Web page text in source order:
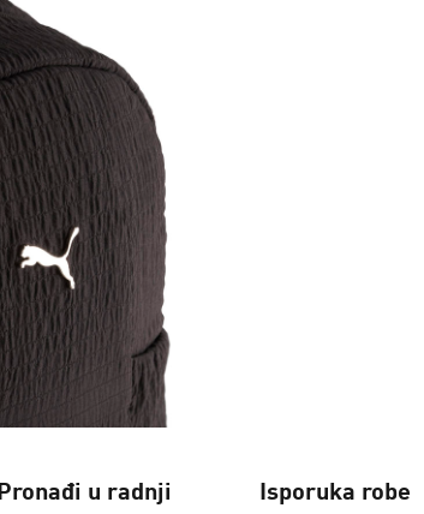
Pronađi u radnji Isporuka robe